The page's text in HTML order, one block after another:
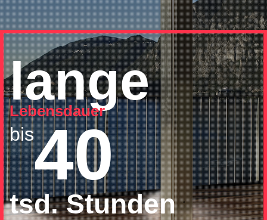
lange
Lebensdauer
bis40
tsd. Stunden